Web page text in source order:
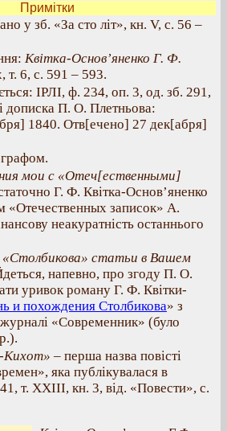
Примітки
у зб. «За сто літ», кн. V, с. 56 –
Квітка-Основ’яненко Г. Ф.
т. 6, с. 591 – 593.
ІРЛІ, ф. 234, оп. 3, од. зб. 291,
дописка П. О. Плетньова:
1840. Отв[ечено] 27 дек[абря]
мои с «Отеч[ественными]
Г. Ф. Квітка-Основ’яненко
«Отечественных записок» А.
неакуратність останнього
«Столбикова» статьи в Вашем
напевно, про згоду П. О.
уривок роману Г. Ф. Квітки-
и похождения Столбикова» з
«Современник» (було
Кихот» – перша назва повісті
яка публікувалася в
т. XXIII, кн. 3, від. «Повести», с.